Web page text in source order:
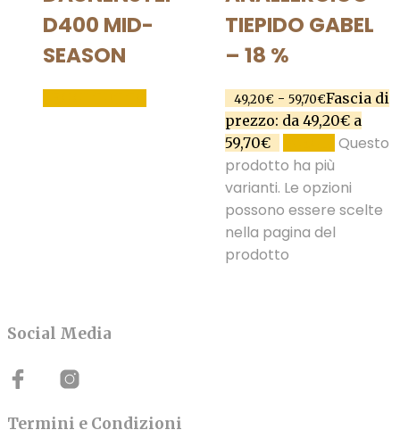
D400 MID-
SEASON
TIEPIDO GABEL
– 18 %
49,20€ - 59,70€Fascia di
prezzo: da 49,20€ a
59,70€
Questo
prodotto ha più
varianti. Le opzioni
possono essere scelte
nella pagina del
prodotto
Social Media
Termini e Condizioni